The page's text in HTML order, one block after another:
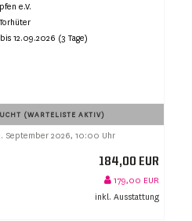
e.V.
12.09.2026 (3 Tage)
(WARTELISTE AKTIV)
September 2026, 10:00 Uhr
184,00 EUR
179,00 EUR
inkl. Ausstattung